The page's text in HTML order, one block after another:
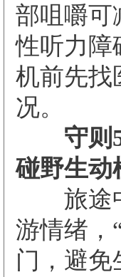
部咀嚼可
性听力障
机前先找
况。
守则
碰野生动
旅途中
游情绪，
门，避